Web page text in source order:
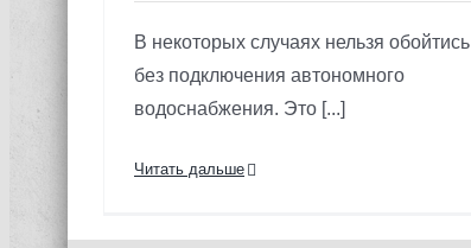
В некоторых случаях нельзя обойтись
без подключения автономного
водоснабжения. Это [...]
Читать дальше